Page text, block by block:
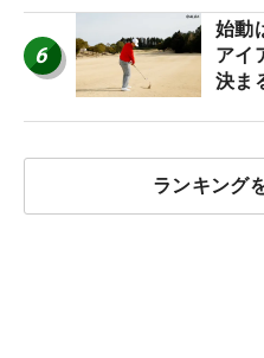
6
始動
アイ
決ま
ランキング